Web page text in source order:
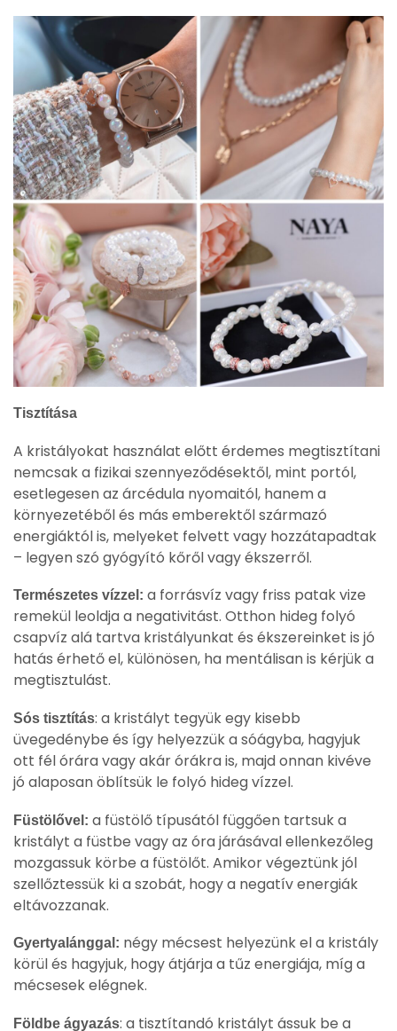
Tisztítása
A kristályokat használat előtt érdemes megtisztítani
nemcsak a fizikai szennyeződésektől, mint portól,
esetlegesen az árcédula nyomaitól, hanem a
környezetéből és más emberektől származó
energiáktól is, melyeket felvett vagy hozzátapadtak
– legyen szó gyógyító kőről vagy ékszerről.
Természetes vízzel: a forrásvíz vagy friss patak vize
remekül leoldja a negativitást. Otthon hideg folyó
csapvíz alá tartva kristályunkat és ékszereinket is jó
hatás érhető el, különösen, ha mentálisan is kérjük a
megtisztulást.
Sós tisztítás: a kristályt tegyük egy kisebb
üvegedénybe és így helyezzük a sóágyba, hagyjuk
ott fél órára vagy akár órákra is, majd onnan kivéve
jó alaposan öblítsük le folyó hideg vízzel.
Füstölővel: a füstölő típusától függően tartsuk a
kristályt a füstbe vagy az óra járásával ellenkezőleg
mozgassuk körbe a füstölőt. Amikor végeztünk jól
szellőztessük ki a szobát, hogy a negatív energiák
eltávozzanak.
Gyertyalánggal: négy mécsest helyezünk el a kristály
körül és hagyjuk, hogy átjárja a tűz energiája, míg a
mécsesek elégnek.
Földbe ágyazás: a tisztítandó kristályt ássuk be a